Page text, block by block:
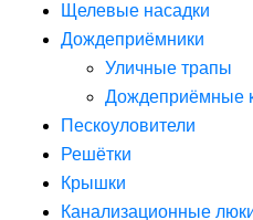
Щелевые насадки
Дождеприёмники
Уличные трапы
Дождеприёмные
Пескоуловители
Решётки
Крышки
Канализационные